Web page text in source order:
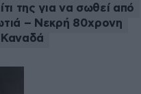
της για να σωθεί από
– Νεκρή 80χρονη